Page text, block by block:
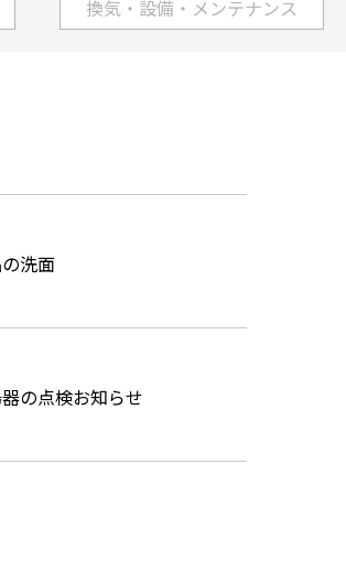
換気・設備・メンテナンス
洗面
の点検お知らせ